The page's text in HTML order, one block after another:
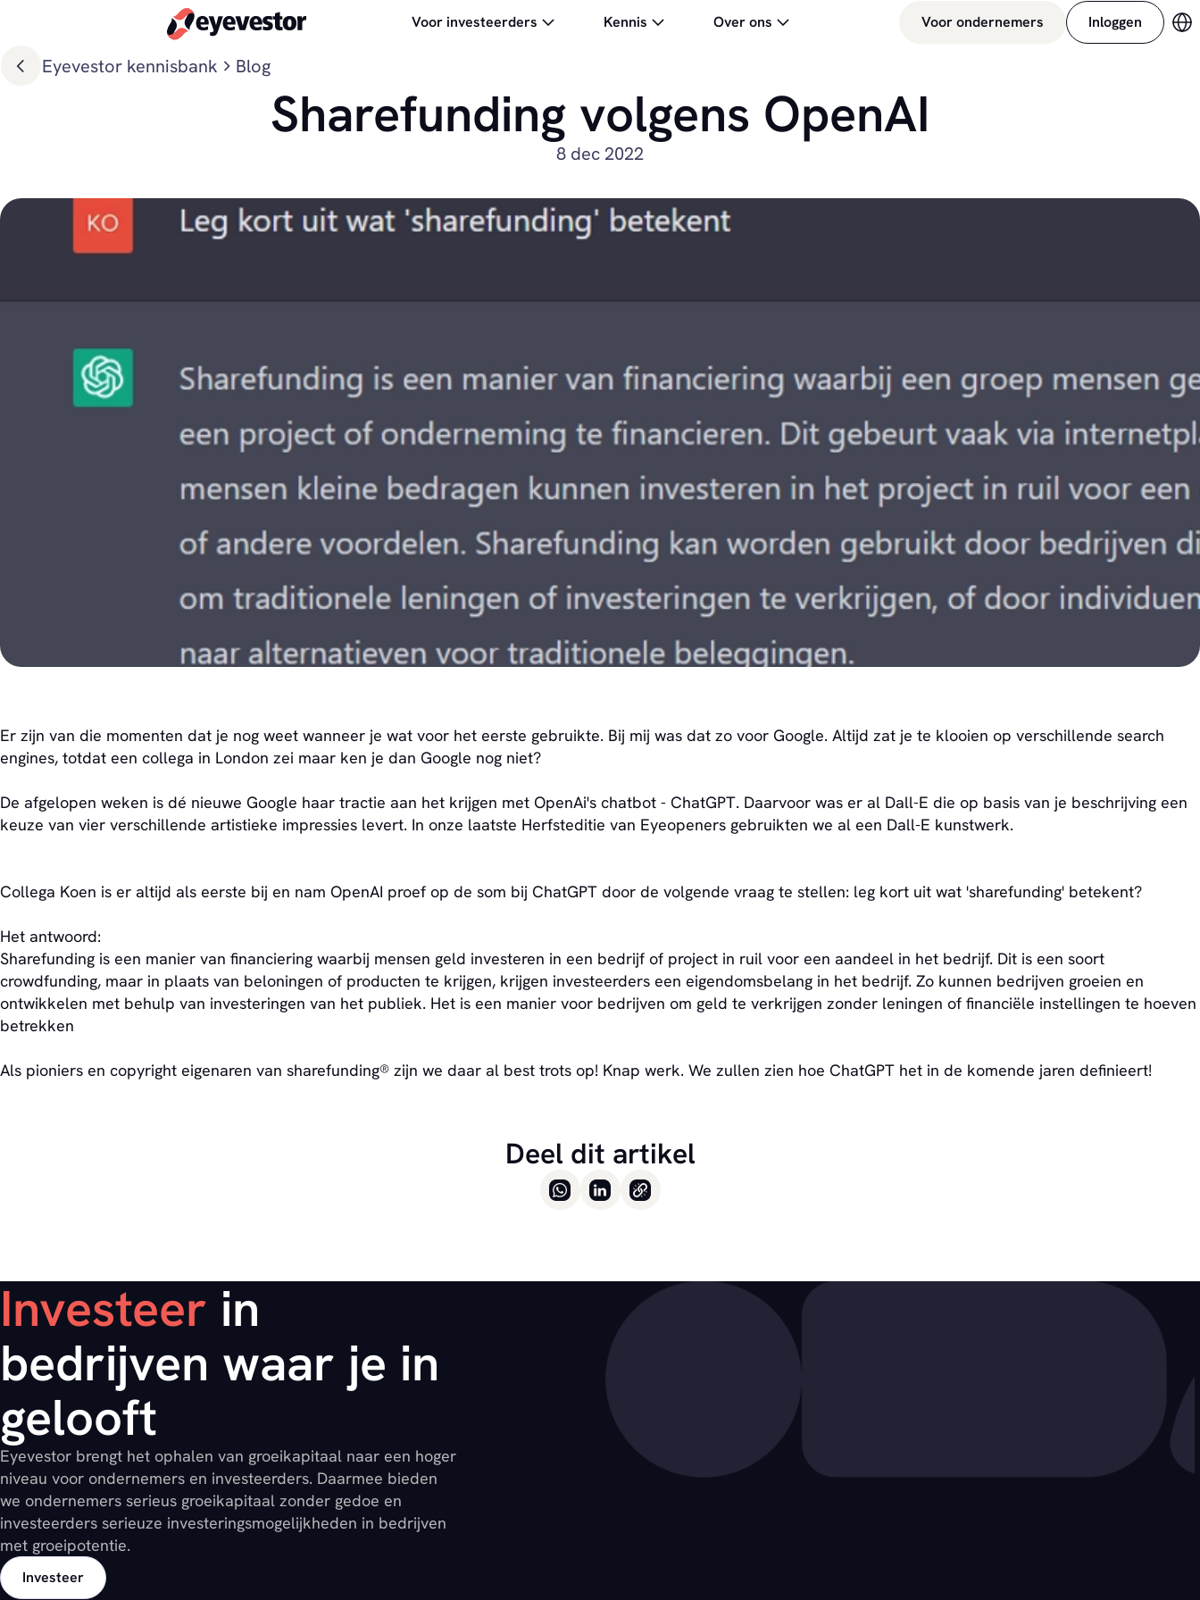
Voor investeerders Kennis Over ons Voor ondernemers Inloggen
Eyevestor kennisbank Blog
Sharefunding volgens OpenAI
8 dec 2022
Er zijn van die momenten dat je nog weet wanneer je wat voor het eerste gebruikte. Bij mij was dat zo voor Google. Altijd zat je te klooien op verschillende search
engines, totdat een collega in London zei maar ken je dan Google nog niet?
De afgelopen weken is dé nieuwe Google haar tractie aan het krijgen met OpenAi's chatbot - ChatGPT. Daarvoor was er al Dall-E die op basis van je beschrijving een
keuze van vier verschillende artistieke impressies levert. In onze laatste Herfsteditie van Eyeopeners gebruikten we al een Dall-E kunstwerk.
Collega Koen is er altijd als eerste bij en nam OpenAI proef op de som bij ChatGPT door de volgende vraag te stellen: leg kort uit wat 'sharefunding' betekent?
Het antwoord:
Sharefunding is een manier van financiering waarbij mensen geld investeren in een bedrijf of project in ruil voor een aandeel in het bedrijf. Dit is een soort
crowdfunding, maar in plaats van beloningen of producten te krijgen, krijgen investeerders een eigendomsbelang in het bedrijf. Zo kunnen bedrijven groeien en
ontwikkelen met behulp van investeringen van het publiek. Het is een manier voor bedrijven om geld te verkrijgen zonder leningen of financiële instellingen te hoeven
betrekken
Als pioniers en copyright eigenaren van sharefunding® zijn we daar al best trots op! Knap werk. We zullen zien hoe ChatGPT het in de komende jaren definieert!
Deel dit artikel
Investeer in
bedrijven waar je in
gelooft
Eyevestor brengt het ophalen van groeikapitaal naar een hoger
niveau voor ondernemers en investeerders. Daarmee bieden
we ondernemers serieus groeikapitaal zonder gedoe en
investeerders serieuze investeringsmogelijkheden in bedrijven
met groeipotentie.
Investeer